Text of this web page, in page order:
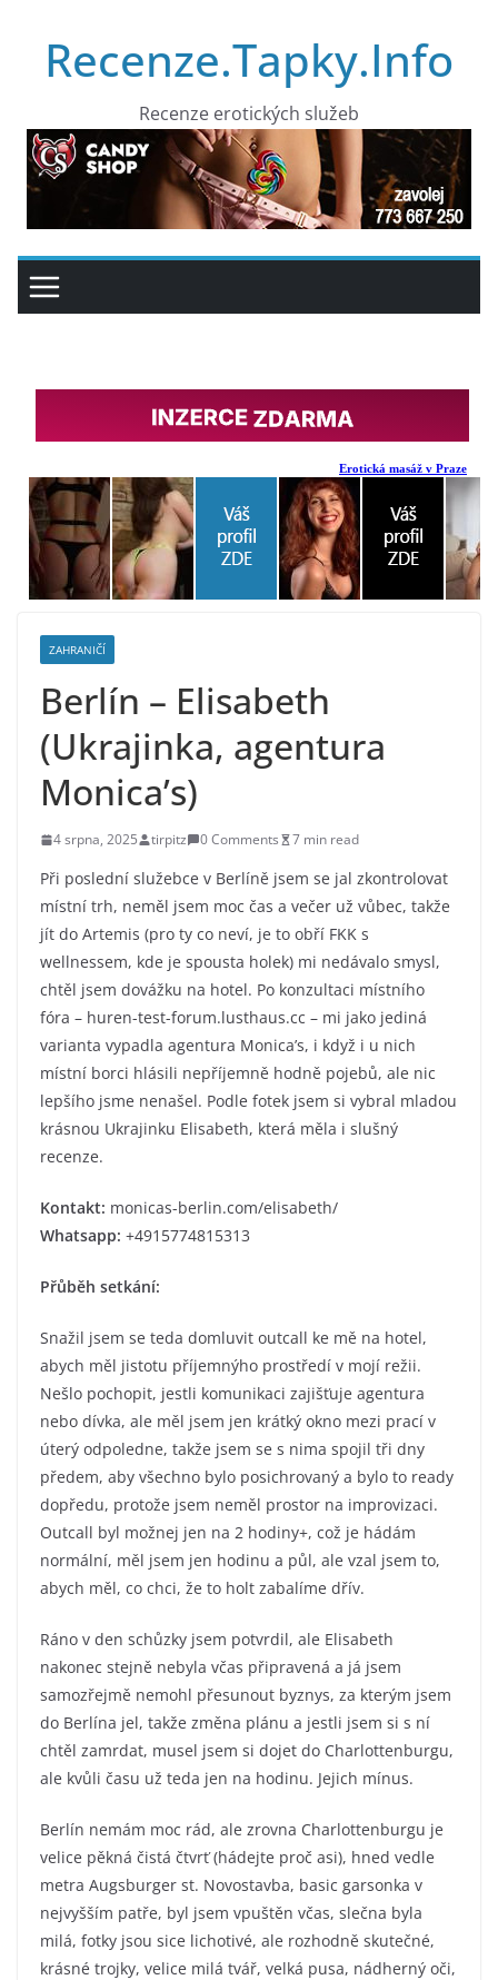
obsahRecenze.Tapky.Info
Recenze erotických služeb
ZAHRANIČÍ
Berlín – Elisabeth
(Ukrajinka, agentura
Monica’s)
4 srpna, 2025 tirpitz 0 Comments 7 min read
Při poslední služebce v Berlíně jsem se jal zkontrolovat
místní trh, neměl jsem moc čas a večer už vůbec, takže
jít do Artemis (pro ty co neví, je to obří FKK s
wellnessem, kde je spousta holek) mi nedávalo smysl,
chtěl jsem dovážku na hotel. Po konzultaci místního
fóra – huren-test-forum.lusthaus.cc – mi jako jediná
varianta vypadla agentura Monica’s, i když i u nich
místní borci hlásili nepříjemně hodně pojebů, ale nic
lepšího jsme nenašel. Podle fotek jsem si vybral mladou
krásnou Ukrajinku Elisabeth, která měla i slušný
recenze.
Kontakt: monicas-berlin.com/elisabeth/
Whatsapp: +4915774815313
Přůběh setkání:
Snažil jsem se teda domluvit outcall ke mě na hotel,
abych měl jistotu příjemnýho prostředí v mojí režii.
Nešlo pochopit, jestli komunikaci zajišťuje agentura
nebo dívka, ale měl jsem jen krátký okno mezi prací v
úterý odpoledne, takže jsem se s nima spojil tři dny
předem, aby všechno bylo posichrovaný a bylo to ready
dopředu, protože jsem neměl prostor na improvizaci.
Outcall byl možnej jen na 2 hodiny+, což je hádám
normální, měl jsem jen hodinu a půl, ale vzal jsem to,
abych měl, co chci, že to holt zabalíme dřív.
Ráno v den schůzky jsem potvrdil, ale Elisabeth
nakonec stejně nebyla včas připravená a já jsem
samozřejmě nemohl přesunout byznys, za kterým jsem
do Berlína jel, takže změna plánu a jestli jsem si s ní
chtěl zamrdat, musel jsem si dojet do Charlottenburgu,
ale kvůli času už teda jen na hodinu. Jejich mínus.
Berlín nemám moc rád, ale zrovna Charlottenburgu je
velice pěkná čistá čtvrť (hádejte proč asi), hned vedle
metra Augsburger st. Novostavba, basic garsonka v
nejvyšším patře, byl jsem vpuštěn včas, slečna byla
milá, fotky jsou sice lichotivé, ale rozhodně skutečné,
krásné trojky, velice milá tvář, velká pusa, nádherný oči,